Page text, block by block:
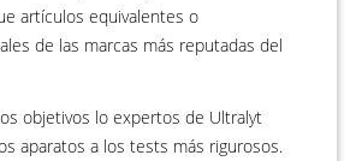
artículos equivalentes o
de las marcas más reputadas del
objetivos lo expertos de Ultralyt
aparatos a los tests más rigurosos.